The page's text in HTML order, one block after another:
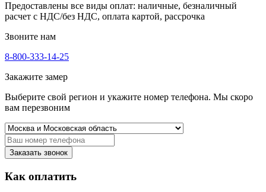
Предоставлены все виды оплат: наличные, безналичный
расчет с НДС/без НДС, оплата картой, рассрочка
Звоните нам
8-800-333-14-25
Закажите замер
Выберите свой регион и укажите номер телефона. Мы скоро
вам перезвоним
Заказать звонок
Как оплатить